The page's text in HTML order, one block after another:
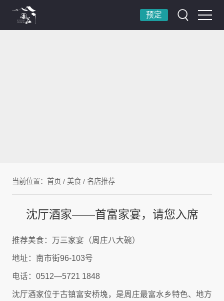
预定
当前位置： 首页 / 美食 / 名店推荐
沈厅酒家——首富家宴，请您入席
推荐美食：万三家宴（周庄八大碗）
地址：南市街96-103号
电话：0512—5721 1848
沈厅酒家位于古镇富安桥堍，是周庄最富水乡特色、地方